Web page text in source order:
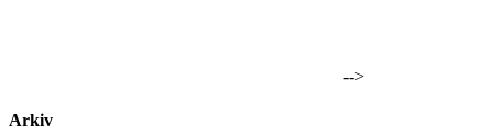
-->
Arkiv